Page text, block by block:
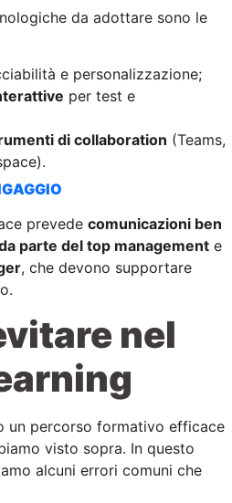
da adottare sono le
e personalizzazione;
per test e
di collaboration (Teams,
prevede comunicazioni ben
parte del top management e
, che devono supportare
nel
un percorso formativo efficace
visto sopra. In questo
alcuni errori comuni che